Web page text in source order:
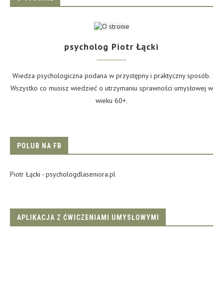
psycholog Piotr Łącki
Wiedza psychologiczna podana w przystępny i praktyczny sposób.
Wszystko co musisz wiedzieć o utrzymaniu sprawności umysłowej w
wieku 60+.
POLUB NA FB
Piotr Łącki - psychologdlaseniora.pl
APLIKACJA Z ĆWICZENIAMI UMYSŁOWYMI